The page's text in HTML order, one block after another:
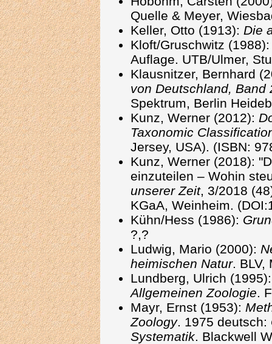
Quelle & Meyer,
Keller, Otto (1913): Die
Kloft/Gruschwitz
Auflage. UTB/Ulmer,
Klausnitzer, Bernhard
von Deutschland,
Spektrum, Berlin
Kunz, Werner (2012):
Taxonomic
Jersey, USA). (ISBN:
Kunz, Werner (2018):
einzuteilen – Wohin
unserer Zeit, 3/2018
KGaA, Weinheim.
Kühn/Hess (1986):
?,?
Ludwig, Mario (2000):
heimischen Natur. BLV,
Lundberg, Ulrich
Allgemeinen Zoologie.
Mayr, Ernst (1953):
Zoology. 1975 deutsch:
Systematik. Blackwell